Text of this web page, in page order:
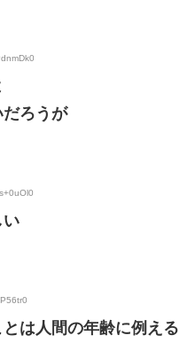
ろうが
い
は人間の年齢に例える